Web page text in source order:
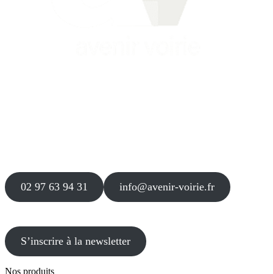
02 97 63 94 31 info@avenir-voirie.fr
S’inscrire à la newsletter
Nos produits